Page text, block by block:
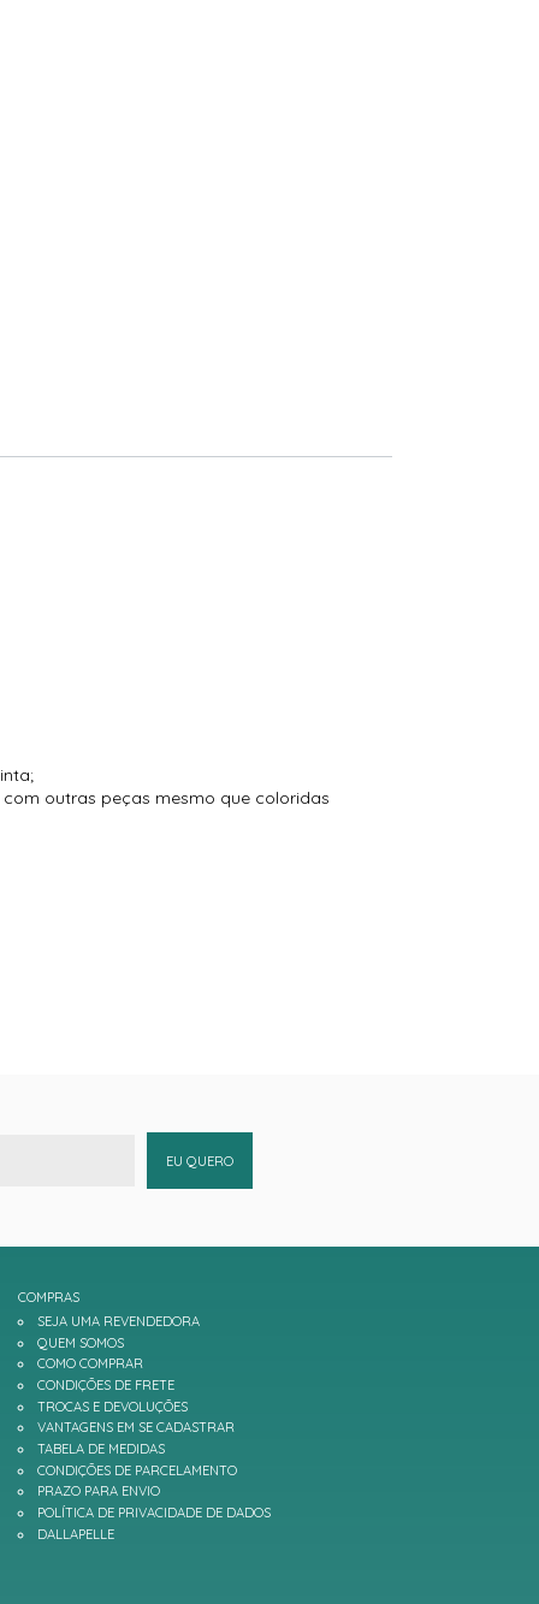
outras peças mesmo que coloridas
EU QUERO
COMPRAS
SEJA UMA REVENDEDORA
QUEM SOMOS
COMO COMPRAR
CONDIÇÕES DE FRETE
TROCAS E DEVOLUÇÕES
VANTAGENS EM SE CADASTRAR
TABELA DE MEDIDAS
CONDIÇÕES DE PARCELAMENTO
PRAZO PARA ENVIO
POLÍTICA DE PRIVACIDADE DE DADOS
DALLAPELLE